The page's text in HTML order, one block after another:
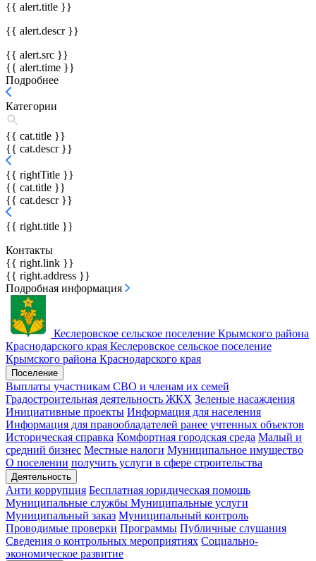
{{ alert.title }}
{{ alert.descr }}
{{ alert.src }}
{{ alert.time }}
Подробнее
Категории
{{ cat.title }}
{{ cat.descr }}
{{ rightTitle }}
{{ cat.title }}
{{ cat.descr }}
{{ right.title }}
Контакты
{{ right.link }}
{{ right.address }}
Подробная информация
Кеслеровское сельское поселение Крымского района
Краснодарского края Кеслеровское сельское поселение
Крымского района Краснодарского края
Поселение
Выплаты участникам СВО и членам их семей
Градостроительная деятельность ЖКХ Зеленые насаждения
Инициативные проекты Информация для населения
Информация для правообладателей ранее учтенных объектов
Историческая справка Комфортная городская среда Малый и
средний бизнес Местные налоги Муниципальное имущество
О поселении получить услуги в сфере строительства
Деятельность
Анти коррупция Бесплатная юридическая помощь
Муниципальные службы Муниципальные услуги
Муниципальный заказ Муниципальный контроль
Проводимые проверки Программы Публичные слушания
Сведения о контрольных мероприятиях Социально-
экономическое развитие